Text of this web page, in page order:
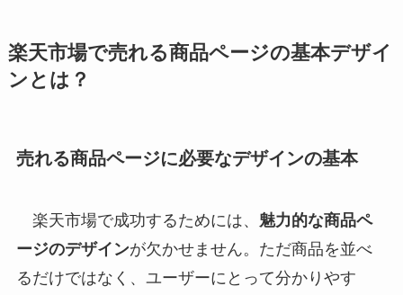
楽天市場で売れる商品ページの基本デザイ
ンとは？
売れる商品ページに必要なデザインの基本
楽天市場で成功するためには、 魅力的な商品ペ
ージのデザインが欠かせません。ただ商品を並べ
るだけではなく、ユーザーにとって分かりやす